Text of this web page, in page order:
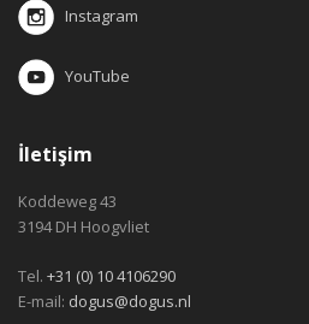
Instagram
YouTube
İletişim
Koddeweg 43
3194 DH Hoogvliet
Tel. +31 (0) 10 4106290
E-mail: dogus@dogus.nl